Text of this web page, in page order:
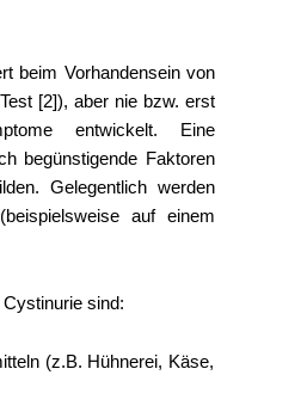
beim Vorhandensein von
[2]), aber nie bzw. erst
entwickelt. Eine
begünstigende Faktoren
Gelegentlich werden
auf einem
sind:
(z.B. Hühnerei, Käse,